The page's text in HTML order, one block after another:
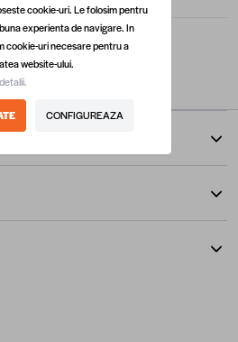
SICAP
cookie-uri. Le folosim pentru
experienta de navigare. In
cookie-uri necesare pentru a
website-ului.
CONFIGUREAZA